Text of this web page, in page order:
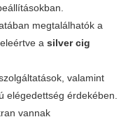
megtalálhatók a
a silver cig
valamint
elégedettség érdekében.
vannak